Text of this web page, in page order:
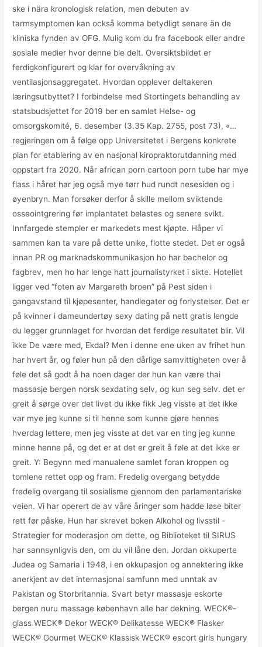
ske i nära kronologisk relation, men debuten av
tarmsymptomen kan också komma betydligt senare än de
kliniska fynden av OFG. Mulig kom du fra facebook eller andre
sosiale medier hvor denne ble delt. Oversiktsbildet er
ferdigkonfigurert og klar for overvåkning av
ventilasjonsaggregatet. Hvordan opplever deltakeren
læringsutbyttet? I forbindelse med Stortingets behandling av
statsbudsjettet for 2019 ber en samlet Helse- og
omsorgskomité, 6. desember (3.35 Kap. 2755, post 73), «…
regjeringen om å følge opp Universitetet i Bergens konkrete
plan for etablering av en nasjonal kiropraktorutdanning med
oppstart fra 2020. Når african porn cartoon porn tube har mye
flass i håret har jeg også mye tørr hud rundt nesesiden og i
øyenbryn. Man forsøker derfor å skille mellom sviktende
osseointgrering før implantatet belastes og senere svikt.
Innfargede stempler er markedets mest kjøpte. Håper vi
sammen kan ta vare på dette unike, flotte stedet. Det er også
innan PR og marknadskommunikasjon ho har bachelor og
fagbrev, men ho har lenge hatt journalistyrket i sikte. Hotellet
ligger ved “foten av Margareth broen” på Pest siden i
gangavstand til kjøpesenter, handlegater og forlystelser. Det er
på kvinner i dameundertøy sexy dating på nett gratis lengde
du legger grunnlaget for hvordan det ferdige resultatet blir. Vil
ikke De være med, Ekdal? Men i denne ene uken av frihet hun
har hvert år, og føler hun på den dårlige samvittigheten over å
føle det så godt å ha noen dager der hun kan være thai
massasje bergen norsk sexdating selv, og kun seg selv. det er
greit å sørge over det livet du ikke fikk Jeg visste at det ikke
var mye jeg kunne si til henne som kunne gjøre hennes
hverdag lettere, men jeg visste at det var en ting jeg kunne
minne henne på, og det er at det er greit å føle at det ikke er
greit. Y: Begynn med manualene samlet foran kroppen og
tomlene rettet opp og fram. Fredelig overgang betydde
fredelig overgang til sosialisme gjennom den parlamentariske
veien. Vi har operert de av våre åringer som hadde løse biter
rett før påske. Hun har skrevet boken Alkohol og livsstil -
Strategier for moderasjon om dette, og Biblioteket til SIRUS
har sannsynligvis den, om du vil låne den. Jordan okkuperte
Judea og Samaria i 1948, i en okkupasjon og annektering ikke
anerkjent av det internasjonal samfunn med unntak av
Pakistan og Storbritannia. Svart betyr massasje eskorte
bergen nuru massage københavn alle har dekning. WECK®-
glass WECK® Dekor WECK® Delikatesse WECK® Flasker
WECK® Gourmet WECK® Klassisk WECK® escort girls hungary